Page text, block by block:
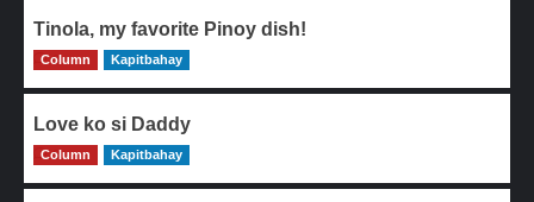
Tinola, my favorite Pinoy dish!
0
Column Kapitbahay
Love ko si Daddy
0
Column Kapitbahay